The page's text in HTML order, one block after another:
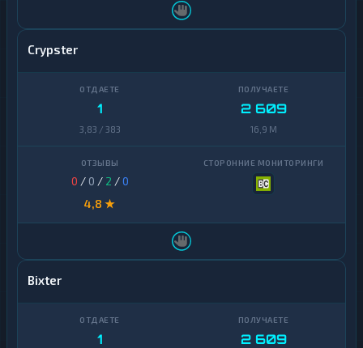
Crypster
1
3,83 / 383
2 609
16,9 M
0 / 0 / 2 /0
4,8 ★
Bixter
1 2 609